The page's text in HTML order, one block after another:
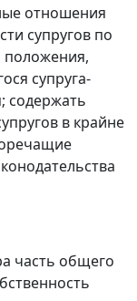
отношения
супругов по
положения,
супруга-
содержать
в крайне
часть общего